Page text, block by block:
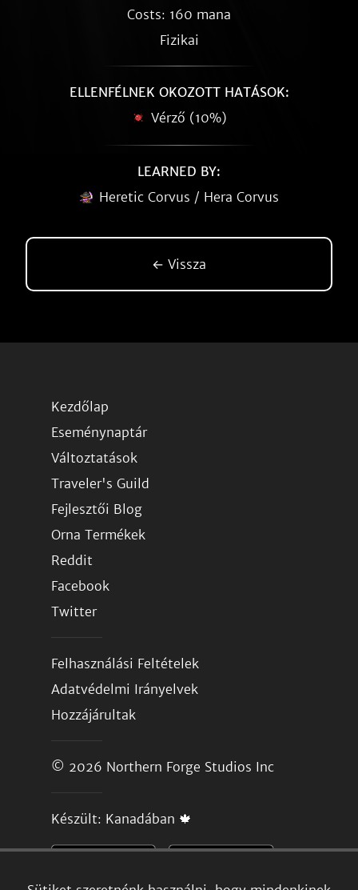
Costs: 160 mana
Fizikai
ELLENFÉLNEK OKOZOTT HATÁSOK:
Vérző (10%)
LEARNED BY:
Heretic Corvus / Hera Corvus
← Vissza
Kezdőlap
Eseménynaptár
Változtatások
Traveler's Guild
Fejlesztői Blog
Orna Termékek
Reddit
Facebook
Twitter
Felhasználási Feltételek
Adatvédelmi Irányelvek
Hozzájárultak
© 2026 Northern Forge Studios Inc
Készült: Kanadában 🍁